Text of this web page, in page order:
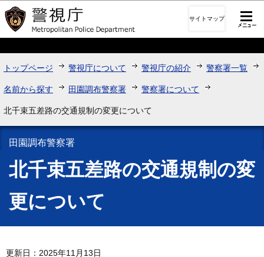
このページの本文へ移動
サイトマップ
トップページ 警視庁について 警視庁の紹介 警察署一覧
名前から探す 田園調布警察署 警察署について
北千束五差路の交通規制の変更について
田園調布警察署
北千束五差路の交通規制の変
更について
更新日：2025年11月13日